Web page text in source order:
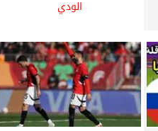
الودي